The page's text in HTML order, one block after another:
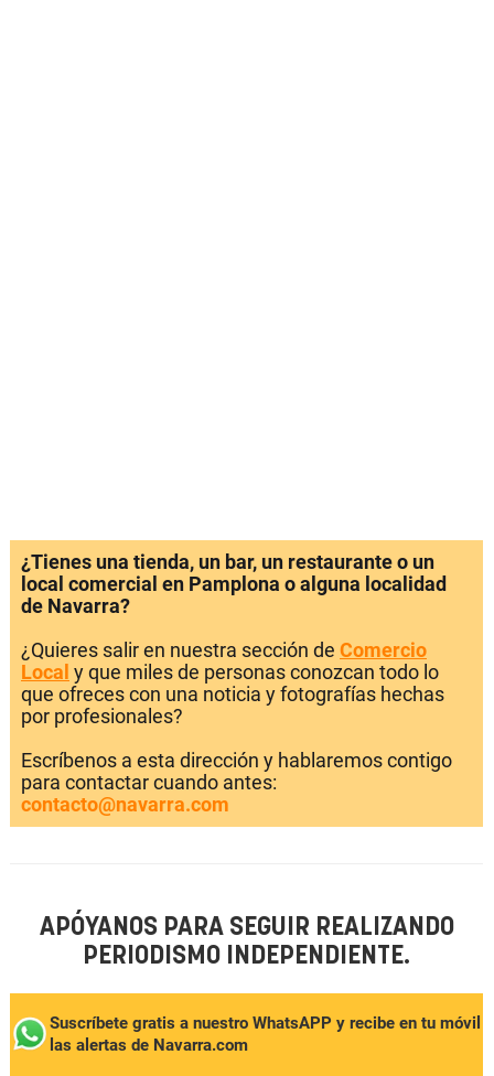
¿Tienes una tienda, un bar, un restaurante o un
local comercial en Pamplona o alguna localidad
de Navarra?
¿Quieres salir en nuestra sección de Comercio
Local y que miles de personas conozcan todo lo
que ofreces con una noticia y fotografías hechas
por profesionales?
Escríbenos a esta dirección y hablaremos contigo
para contactar cuando antes:
contacto@navarra.com
APÓYANOS PARA SEGUIR REALIZANDO
PERIODISMO INDEPENDIENTE.
Suscríbete gratis a nuestro WhatsAPP y recibe en tu móvil
las alertas de Navarra.com